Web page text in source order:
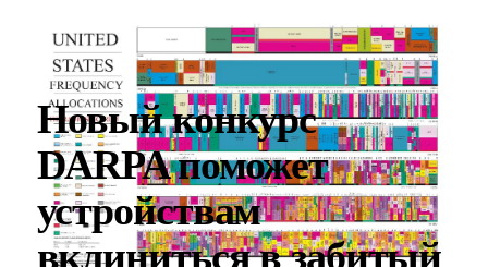
Новый конкурс
DARPA поможет
устройствам
вклиниться в забитый